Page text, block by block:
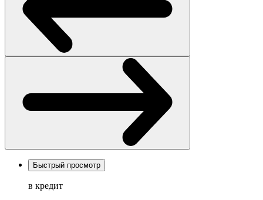
Быстрый просмотр
в кредит